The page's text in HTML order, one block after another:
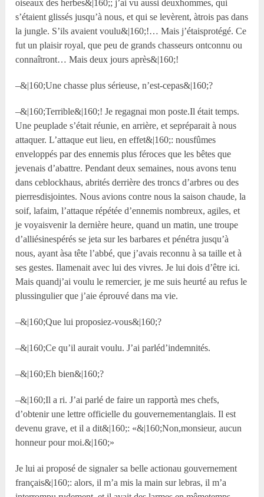
oiseaux des herbes&|160;; j’ai vu aussi deuxhommes, qui
s’étaient glissés jusqu’à nous, et qui se levèrent, àtrois pas dans
la jungle. S’ils avaient voulu&|160;!… Mais j’étaisprotégé. Ce
fut un plaisir royal, que peu de grands chasseurs ontconnu ou
connaîtront… Mais deux jours après&|160;!
–&|160;Une chasse plus sérieuse, n’est-cepas&|160;?
–&|160;Terrible&|160;! Je regagnai mon poste.Il était temps.
Une peuplade s’était réunie, en arrière, et sepréparait à nous
attaquer. L’attaque eut lieu, en effet&|160;: nousfûmes
enveloppés par des ennemis plus féroces que les bêtes que
jevenais d’abattre. Pendant deux semaines, nous avons tenu
dans ceblockhaus, abrités derrière des troncs d’arbres ou des
pierresdisjointes. Nous avions contre nous la saison chaude, la
soif, lafaim, l’attaque répétée d’ennemis nombreux, agiles, et
je voyaisvenir la dernière heure, quand un matin, une troupe
d’alliésinespérés se jeta sur les barbares et pénétra jusqu’à
nous, ayant àsa tête l’abbé, que j’avais reconnu à sa taille et à
ses gestes. Ilamenait avec lui des vivres. Je lui dois d’être ici.
Mais quandj’ai voulu le remercier, je me suis heurté au refus le
plussingulier que j’aie éprouvé dans ma vie.
–&|160;Que lui proposiez-vous&|160;?
–&|160;Ce qu’il aurait voulu. J’ai parléd’indemnités.
–&|160;Eh bien&|160;?
–&|160;Il a ri. J’ai parlé de faire un rapportà mes chefs,
d’obtenir une lettre officielle du gouvernementanglais. Il est
devenu grave, et il a dit&|160;: «&|160;Non,monsieur, aucun
honneur pour moi.&|160;»
Je lui ai proposé de signaler sa belle actionau gouvernement
français&|160;: alors, il m’a mis la main sur lebras, il m’a